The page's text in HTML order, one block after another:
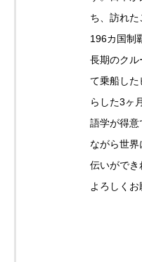
ち、訪れ
196カ国制
長期のクル
て乗船した
らした3ヶ
語学が得意
ながら世
伝いができ
よろしくお